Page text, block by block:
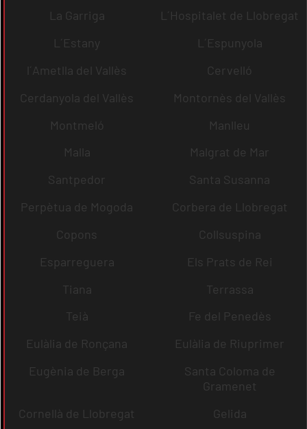
La Garriga
L´Hospitalet de Llobregat
L´Estany
L´Espunyola
l´Ametlla del Vallès
Cervelló
Cerdanyola del Vallès
Montornès del Vallès
Montmeló
Manlleu
Malla
Malgrat de Mar
Santpedor
Santa Susanna
Perpètua de Mogoda
Corbera de Llobregat
Copons
Collsuspina
Esparreguera
Els Prats de Rei
Tiana
Terrassa
Teià
Fe del Penedès
Eulàlia de Ronçana
Eulàlia de Riuprimer
Eugènia de Berga
Santa Coloma de
Gramenet
Cornellà de Llobregat
Gelida